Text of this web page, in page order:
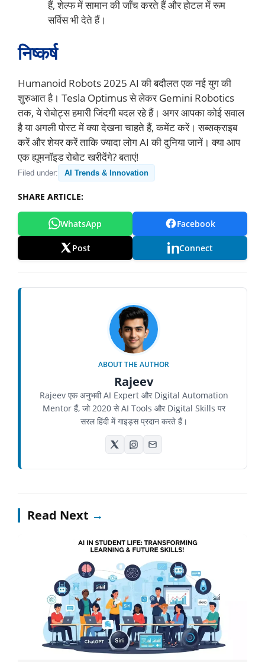
हैं, शेल्फ में सामान की जाँच करते हैं और होटल में रूम
सर्विस भी देते हैं।
निष्कर्ष
Humanoid Robots 2025 AI की बदौलत एक नई युग की
शुरुआत है। Tesla Optimus से लेकर Gemini Robotics
तक, ये रोबोट्स हमारी जिंदगी बदल रहे हैं। अगर आपका कोई सवाल
है या अगली पोस्ट में क्या देखना चाहते हैं, कमेंट करें। सब्सक्राइब
करें और शेयर करें ताकि ज्यादा लोग AI की दुनिया जानें। क्या आप
एक ह्यूमनॉइड रोबोट खरीदेंगे? बताएं!
Filed under: AI Trends & Innovation
SHARE ARTICLE:
WhatsApp Facebook
Post Connect
ABOUT THE AUTHOR
Rajeev
Rajeev एक अनुभवी AI Expert और Digital Automation
Mentor हैं, जो 2020 से AI Tools और Digital Skills पर
सरल हिंदी में गाइड्स प्रदान करते हैं।
Read Next →